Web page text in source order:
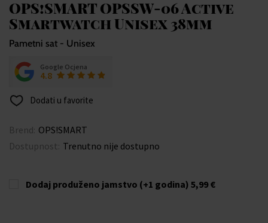
OPS!SMART OPSSW-06 Active
Smartwatch Unisex 38mm
Pametni sat - Unisex
Google Ocjena
4.8
Dodati u favorite
Brend: OPS!SMART
Dostupnost: Trenutno nije dostupno
Dodaj produženo jamstvo (+1 godina) 5,99 €